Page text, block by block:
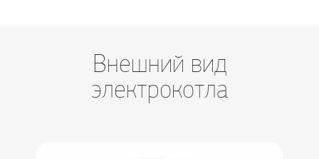
Внешний вид
электрокотла